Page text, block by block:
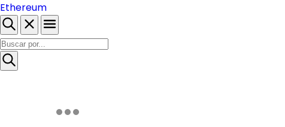
Ethereum